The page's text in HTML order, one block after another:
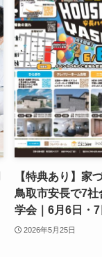
【特典あり】家
鳥取市安長で7
学会｜6月6日・7
2026年5月25日